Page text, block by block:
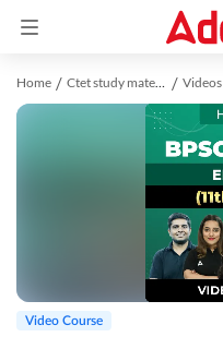
Home Ctet study material Videos
Video Course